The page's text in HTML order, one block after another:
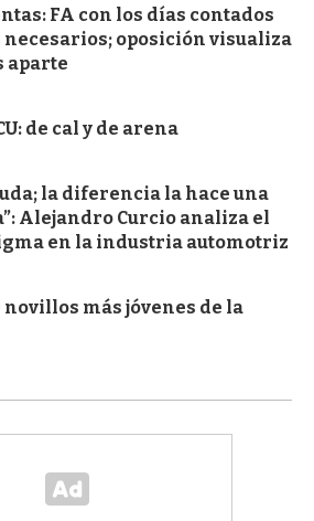
FA con los días contados
oposición visualiza
aparte
de cal y de arena
la diferencia la hace una
Alejandro Curcio analiza el
en la industria automotriz
más jóvenes de la